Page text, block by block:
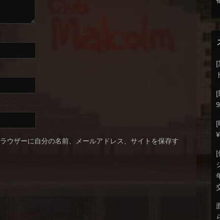
ウザーに自分の名前、メールアドレス、サイトを保存す
[
[
[
[